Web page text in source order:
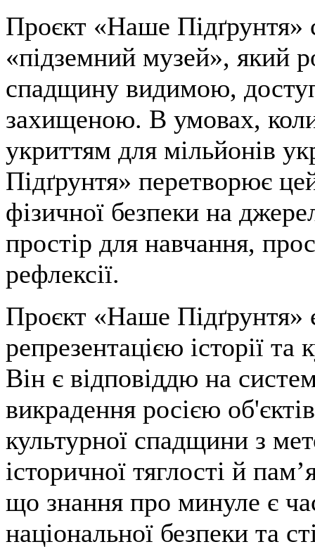
Проєкт «Наше Підґрунтя»
«підземний музей», який
спадщину видимою,
захищеною. В умовах,
укриттям для мільйонів
Підґрунтя» перетворює
фізичної безпеки на
простір для навчання,
рефлексії.
Проєкт «Наше Підґрунтя»
репрезентацією історії та
Він є відповіддю на
викрадення росією
культурної спадщини з
історичної тяглості й
що знання про минуле є
національної безпеки та